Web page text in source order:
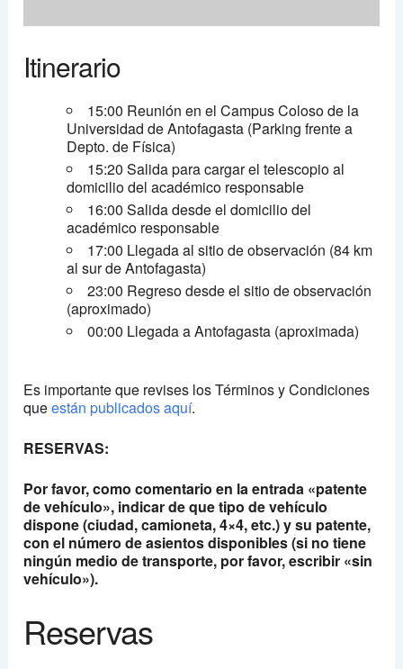
Itinerario
15:00 Reunión en el Campus Coloso de la
Universidad de Antofagasta (Parking frente a
Depto. de Física)
15:20 Salida para cargar el telescopio al
domicilio del académico responsable
16:00 Salida desde el domicilio del
académico responsable
17:00 Llegada al sitio de observación (84 km
al sur de Antofagasta)
23:00 Regreso desde el sitio de observación
(aproximado)
00:00 Llegada a Antofagasta (aproximada)
Es importante que revises los Términos y Condiciones
queestán publicados aquí.
RESERVAS:
Por favor, como comentario en la entrada «patente
de vehículo», indicar de que tipo de vehículo
dispone (ciudad, camioneta, 4×4, etc.) y su patente,
con el número de asientos disponibles (si no tiene
ningún medio de transporte, por favor, escribir «sin
vehículo»).
Reservas